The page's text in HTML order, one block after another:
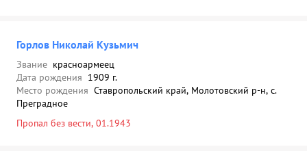
Горлов Николай Кузьмич
Звание красноармеец
Дата рождения 1909 г.
Место рождения Ставропольский край, Молотовский р-н, с.
Преградное
Пропал без вести, 01.1943